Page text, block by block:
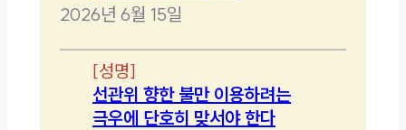
2026년 6월 15일
[성명]
선관위 향한 불만 이용하려는
극우에 단호히 맞서야 한다